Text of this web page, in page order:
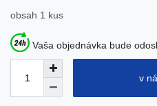
obsah 1 kus
Vaša objednávka bude
v